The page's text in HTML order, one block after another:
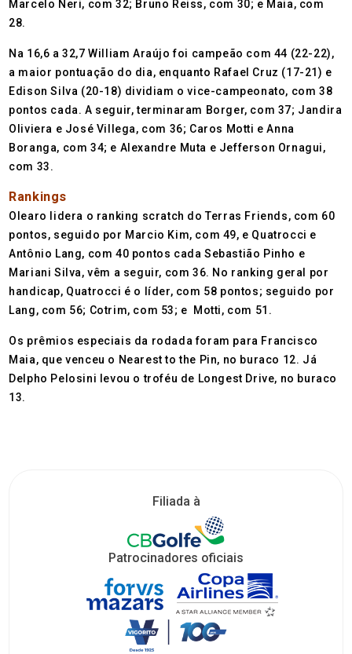
Marcelo Neri, com 32; Bruno Reiss, com 30; e Maia, com
28.
Na 16,6 a 32,7 William Araújo foi campeão com 44 (22-22),
a maior pontuação do dia, enquanto Rafael Cruz (17-21) e
Edison Silva (20-18) dividiam o vice-campeonato, com 38
pontos cada. A seguir, terminaram Borger, com 37; Jandira
Oliviera e José Villega, com 36; Caros Motti e Anna
Boranga, com 34; e Alexandre Muta e Jefferson Ornagui,
com 33.
Rankings
Olearo lidera o ranking scratch do Terras Friends, com 60
pontos, seguido por Marcio Kim, com 49, e Quatrocci e
Antônio Lang, com 40 pontos cada Sebastião Pinho e
Mariani Silva, vêm a seguir, com 36. No ranking geral por
handicap, Quatrocci é o líder, com 58 pontos; seguido por
Lang, com 56; Cotrim, com 53; e Motti, com 51.
Os prêmios especiais da rodada foram para Francisco
Maia, que venceu o Nearest to the Pin, no buraco 12. Já
Delpho Pelosini levou o troféu de Longest Drive, no buraco
13.
Filiada à
Patrocinadores oficiais